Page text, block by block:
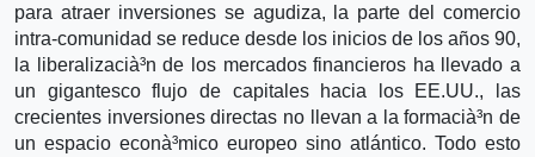
para atraer inversiones se agudiza, la parte del comercio
intra-comunidad se reduce desde los inicios de los años 90,
la liberalizacià³n de los mercados financieros ha llevado a
un gigantesco flujo de capitales hacia los EE.UU., las
crecientes inversiones directas no llevan a la formacià³n de
un espacio econà³mico europeo sino atlántico. Todo esto